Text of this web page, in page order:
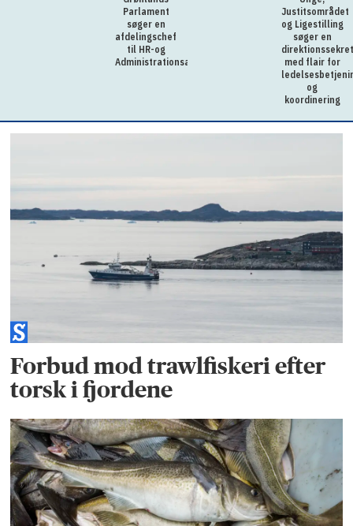
Parlament
søger en
afdelingschef
til HR-og
Administrationsafdelingen
Justitsområdet
og Ligestilling
søger en
med flair for
og
koordinering
Forbud mod trawlfiskeri efter
torsk i fjordene